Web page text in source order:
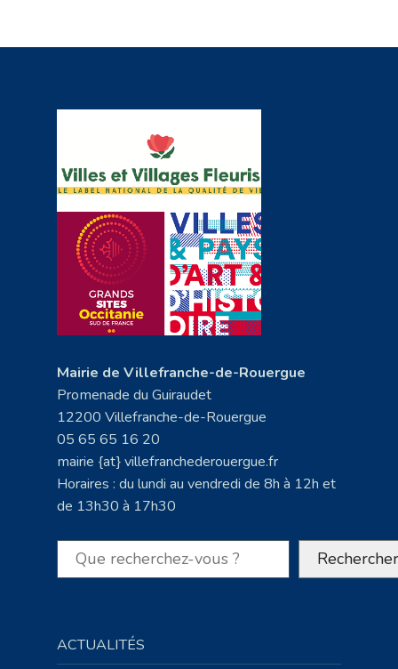
Mairie de Villefranche-de-Rouergue
Promenade du Guiraudet
12200 Villefranche-de-Rouergue
05 65 65 16 20
mairie {at} villefranchederouergue.fr
Horaires : du lundi au vendredi de 8h à 12h et
de 13h30 à 17h30
Rechercher Rechercher
ACTUALITÉS